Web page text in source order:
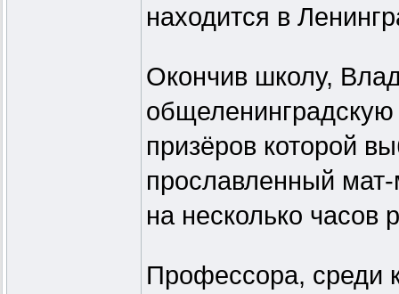
находится в
Окончив школу,
призёров которой
прославленный
на несколько часов
Профессора, среди